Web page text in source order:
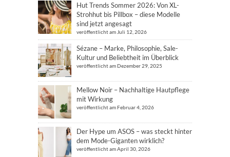
Hut Trends Sommer 2026: Von XL-
Strohhut bis Pillbox – diese Modelle
sind jetzt angesagt
veröffentlicht am Juli 12, 2026
Sézane – Marke, Philosophie, Sale-
Kultur und Beliebtheit im Überblick
veröffentlicht am Dezember 29, 2025
Mellow Noir – Nachhaltige Hautpflege
mit Wirkung
veröffentlicht am Februar 4, 2026
Der Hype um ASOS – was steckt hinter
dem Mode-Giganten wirklich?
veröffentlicht am April 30, 2026